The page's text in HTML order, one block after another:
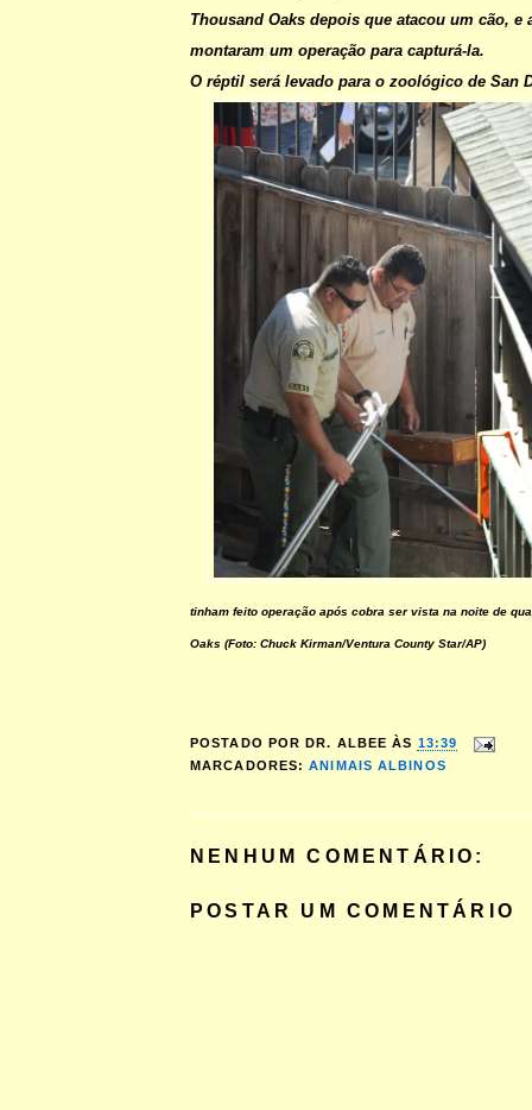
Thousand Oaks depois que atacou um cão, e
montaram um operação para capturá-la.
O réptil será levado para o zoológico de San
tinham feito operação após cobra ser vista na noite de
Oaks (Foto: Chuck Kirman/Ventura County Star/AP)
POSTADO POR DR. ALBEE ÀS 13:39
MARCADORES:ANIMAIS ALBINOS
NENHUM COMENTÁRIO:
POSTAR UM COMENTÁRIO